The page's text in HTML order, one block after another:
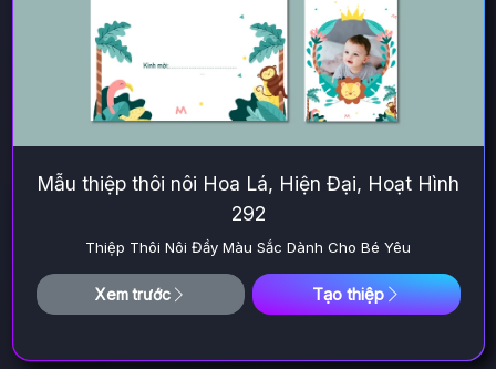
Mẫu thiệp thôi nôi Hoa Lá, Hiện Đại, Hoạt Hình
292
Thiệp Thôi Nôi Đầy Màu Sắc Dành Cho Bé Yêu
Xem trước Tạo thiệp